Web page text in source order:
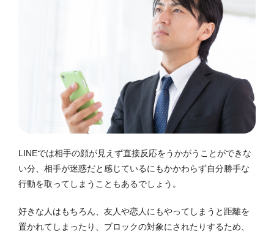
LINEでは相手の顔が見えず直接反応をうかがうことができな
い分、相手が迷惑だと感じているにもかかわらず自分勝手な
行動を取ってしまうこともあるでしょう。
好きな人はもちろん、友人や恋人にもやってしまうと距離を
置かれてしまったり、ブロックの対象にされたりするため、